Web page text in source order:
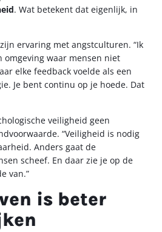
. Wat betekent dat eigenlijk, in
ervaring met angstculturen. “Ik
omgeving waar mensen niet
elke feedback voelde als een
Je bent continu op je hoede. Dat
veiligheid geen
“Veiligheid is nodig
Anders gaat de
scheef. En daar zie je op de
van.”
is beter